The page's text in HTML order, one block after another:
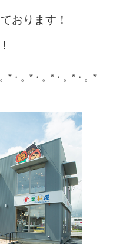
おります！
*・。*・。*・。*・。*